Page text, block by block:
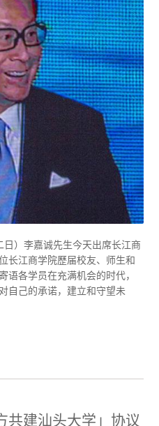
日）李嘉诚先生今天出席长江商
长江商学院歷届校友、师生和
语各学员在充满机会的时代，
自己的承诺，建立和守望未
共建汕头大学」协议